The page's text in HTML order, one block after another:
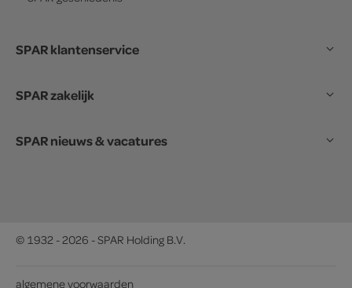
SPAR klantenservice
SPAR zakelijk
SPAR nieuws & vacatures
© 1932 - 2026 - SPAR Holding B.V.
algemene voorwaarden